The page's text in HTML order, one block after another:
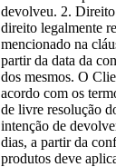
devolveu. 2.
direito legalmente
mencionado na
partir da data da
dos mesmos. O
acordo com os
de livre resolução
intenção de
dias, a partir da
produtos deve